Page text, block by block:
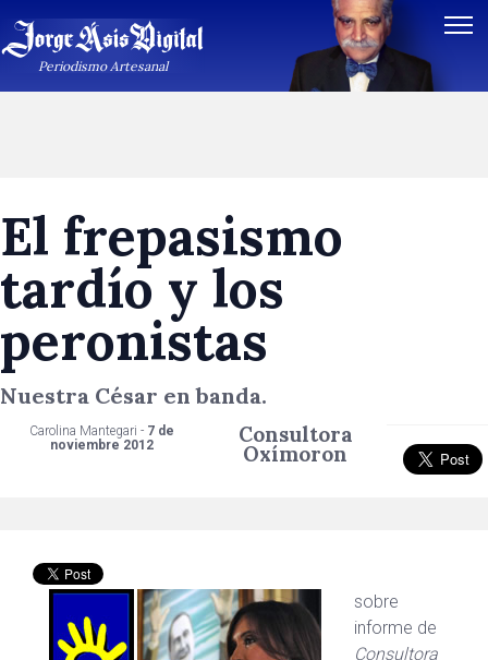
Periodismo Artesanal
El frepasismo
tardío y los
peronistas
Nuestra César en banda.
Carolina Mantegari - 7 de
noviembre 2012
Consultora
Oxímoron
sobre
informe de
Consultora